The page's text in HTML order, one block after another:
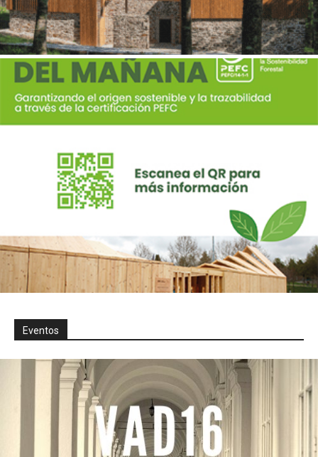
Eventos